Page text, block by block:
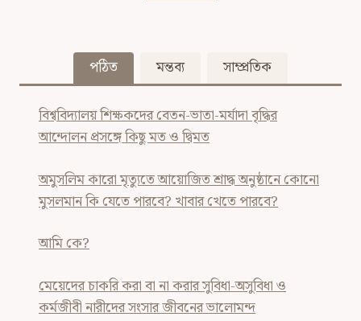
পঠিত মন্তব্য সাম্প্রতিক
বিশ্ববিদ্যালয় শিক্ষকদের বেতন-ভাতা-মর্যাদা বৃদ্ধির
আন্দোলন প্রসঙ্গে কিছু মত ও দ্বিমত
অমুসলিম কারো মৃত্যুতে আয়োজিত শ্রাদ্ধ অনুষ্ঠানে কোনো
মুসলমান কি যেতে পারবে? খাবার খেতে পারবে?
আমি কে?
মেয়েদের চাকরি করা বা না করার সুবিধা-অসুবিধা ও
কর্মজীবী নারীদের সংসার জীবনের ভালোমন্দ